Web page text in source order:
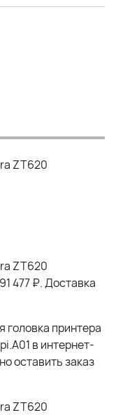
ZT620
ZT620
477 ₽. Доставка
головка принтера
в интернет-
оставить заказ
ZT620